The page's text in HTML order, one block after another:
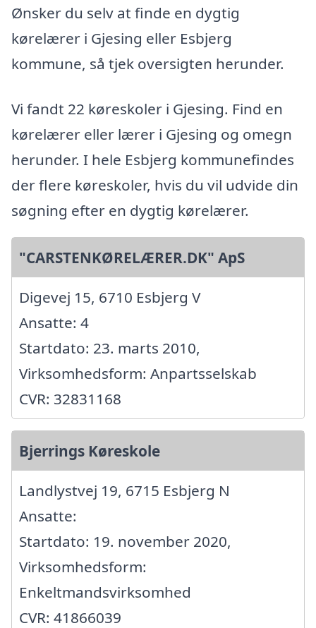
Ønsker du selv at finde en dygtig
kørelærer i Gjesing eller Esbjerg
kommune, så tjek oversigten herunder.
Vi fandt 22 køreskoler i Gjesing. Find en
kørelærer eller lærer i Gjesing og omegn
herunder. I hele Esbjerg kommunefindes
der flere køreskoler, hvis du vil udvide din
søgning efter en dygtig kørelærer.
"CARSTENKØRELÆRER.DK" ApS
Digevej 15, 6710 Esbjerg V
Ansatte: 4
Startdato: 23. marts 2010,
Virksomhedsform: Anpartsselskab
CVR: 32831168
Bjerrings Køreskole
Landlystvej 19, 6715 Esbjerg N
Ansatte:
Startdato: 19. november 2020,
Virksomhedsform:
Enkeltmandsvirksomhed
CVR: 41866039